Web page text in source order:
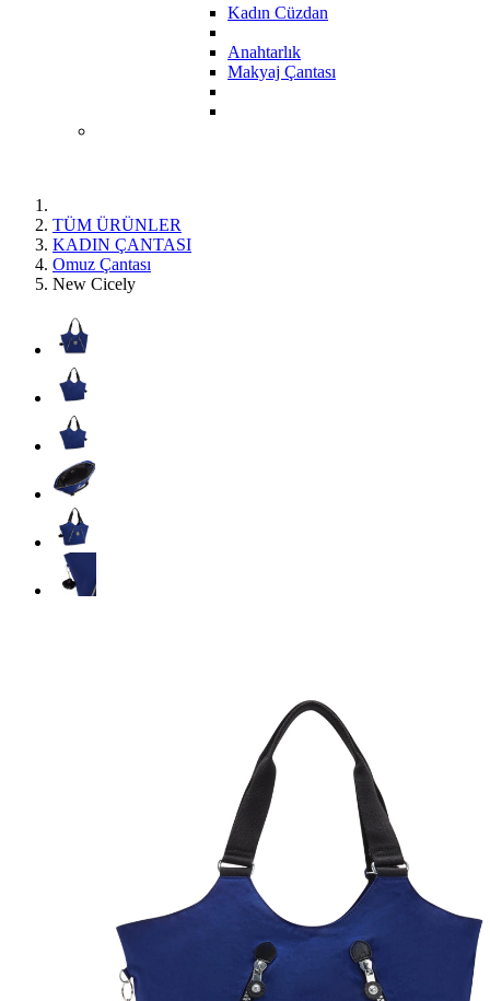
Kadın Cüzdan
Anahtarlık
Makyaj Çantası
TÜM ÜRÜNLER
KADIN ÇANTASI
Omuz Çantası
New Cicely